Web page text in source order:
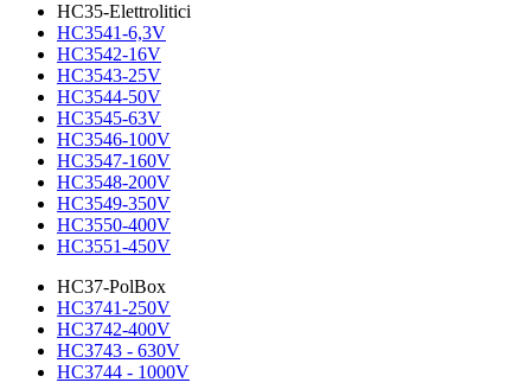
HC35-Elettrolitici
HC3541-6,3V
HC3542-16V
HC3543-25V
HC3544-50V
HC3545-63V
HC3546-100V
HC3547-160V
HC3548-200V
HC3549-350V
HC3550-400V
HC3551-450V
HC37-PolBox
HC3741-250V
HC3742-400V
HC3743 - 630V
HC3744 - 1000V